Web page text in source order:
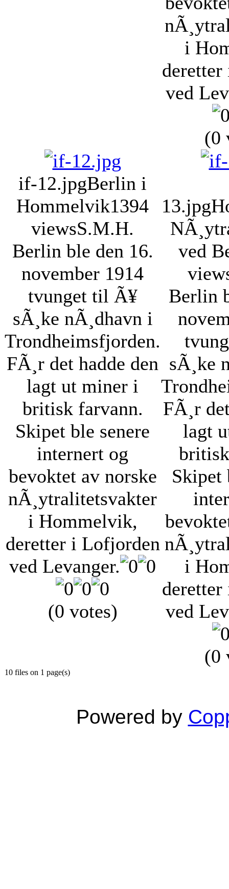
i
ved
(0
if-12.jpgBerlin i
Hommelvik1394
viewsS.M.H.
Berlin ble den 16.
november 1914
tvunget til Ã¥
sÃ¸ke nÃ¸dhavn i
Trondheimsfjorden.
FÃ¸r det hadde den
lagt ut miner i
britisk farvann.
Skipet ble senere
internert og
bevoktet av norske
nÃ¸ytralitetsvakter
i Hommelvik,
deretter i Lofjorden
ved Levanger.
(0 votes)
13.jpg
ved
Berlin
sÃ¸ke
FÃ¸r
lagt
Skipet
i
ved
(0
10 files on 1 page(s)
Powered by